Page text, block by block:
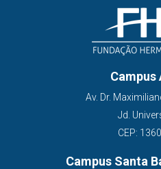
Campus
Av. Dr.
Jd.
CEP:
Campus Santa